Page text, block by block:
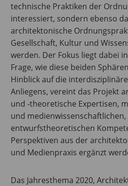
technische Praktiken der
interessiert, sondern ebenso
architektonische
Gesellschaft, Kultur und
werden. Der Fokus liegt dabei
Frage, wie diese beiden
Hinblick auf die
Anliegens, vereint das Projekt
und -theoretische Expertisen,
und
entwurfstheoretischen
Perspektiven aus der
und Medienpraxis ergänzt
Das Jahresthema 2020,